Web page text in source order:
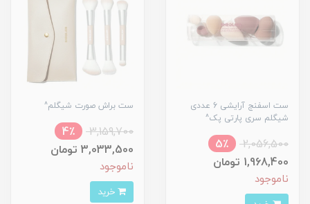
ست اسفنج آرایشی 6 عددی
شیگلم سری پارتی پک^
2,056,500
5٪
1,968,400 تومان
ناموجود
ست براش صورت شیگلم^
3,159,700
4٪
3,033,500 تومان
ناموجود